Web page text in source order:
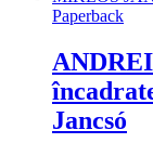
Paperback
Jancsó